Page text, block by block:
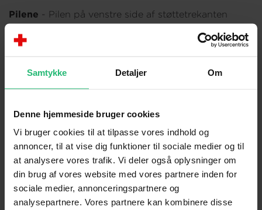
Samtykke Detaljer Om
Denne hjemmeside bruger cookies
Vi bruger cookies til at tilpasse vores indhold og
annoncer, til at vise dig funktioner til sociale medier og til
at analysere vores trafik. Vi deler også oplysninger om
din brug af vores website med vores partnere inden for
sociale medier, annonceringspartnere og
analysepartnere. Vores partnere kan kombinere disse
Pilene - Pilen på venstre side af støttetrekanten
træning og supervision, jo højere op i trekanten de
berørte mennesker, der har behov for services og
nedre del af pyramiden. Der bør dog bemærkes, at
berørte ofte har behov for services og aktiviteter fra
flere fra forskellige niveauer i støttetrekanten. Pilen
lige under trekanten indikerer, at langt flere berørte
har behov for services og aktiviteter fra første lag af
støttetrekanten end fra toppen.